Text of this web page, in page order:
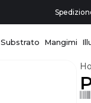
Substrato Mangimi